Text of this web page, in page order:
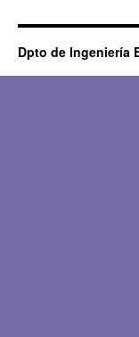
Dpto de Ingeniería